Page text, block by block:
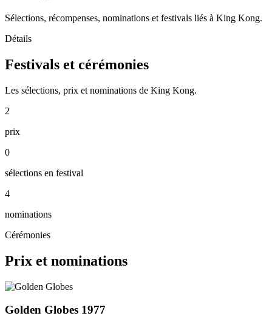
Sélections, récompenses, nominations et festivals liés à King Kong.
Détails
Festivals et cérémonies
Les sélections, prix et nominations de King Kong.
2
prix
0
sélections en festival
4
nominations
Cérémonies
Prix et nominations
Golden Globes 1977